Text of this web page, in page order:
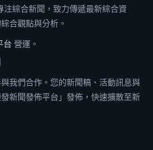
注綜合新聞，致力傳遞最新綜合資
合觀點與分析。
台 營運。
我們合作。您的新聞稿、活動訊息與
新聞發佈平台」發佈，快速擴散至新